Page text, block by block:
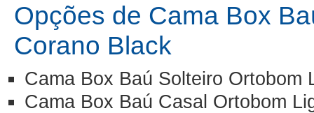
Opções de Cama Box
Corano Black
Cama Box Baú Solteiro Ortobom
Cama Box Baú Casal Ortobom